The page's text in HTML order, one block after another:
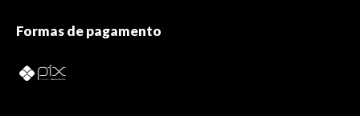
Formas de pagamento